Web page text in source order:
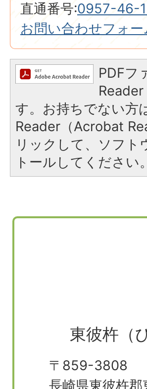
直通番号:0957-46-
お問い合わせフォ
PDFフ
す。お持ちでない方
Reader（Acrobat
リックして、ソフ
トールしてください。
東彼杵（
〒859-3808
長崎県東彼杵